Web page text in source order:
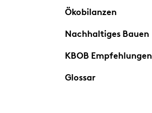
Ökobilanzen
Nachhaltiges Bauen
KBOB Empfehlungen
Glossar